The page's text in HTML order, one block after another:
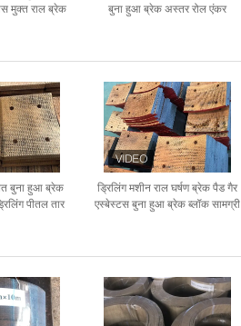
मुक्त राल ब्रेक
बुना हुआ ब्रेक अस्तर रोल एंकर
बुना हुआ ब्रेक
पीतल तार
ड्रिलिंग मशीन राल घर्षण ब्रेक पैड गैर
एस्बेस्टस बुना हुआ ब्रेक ब्लॉक सामग्री